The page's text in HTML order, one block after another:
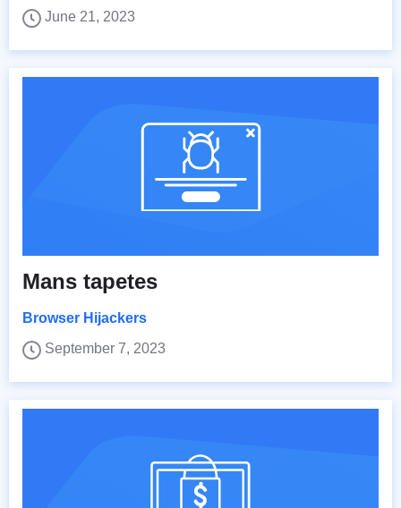
June 21, 2023
Mans tapetes
Browser Hijackers
September 7, 2023